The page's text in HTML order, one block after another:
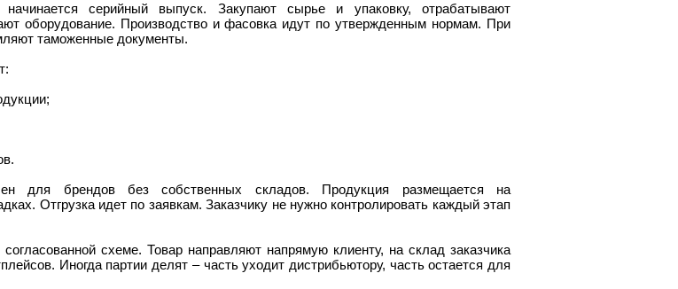
начинается серийный выпуск. Закупают сырье и упаковку, отрабатывают
оборудование. Производство и фасовка идут по утвержденным нормам. При
таможенные документы.
для брендов без собственных складов. Продукция размещается на
Отгрузка идет по заявкам. Заказчику не нужно контролировать каждый этап
согласованной схеме. Товар направляют напрямую клиенту, на склад заказчика
Иногда партии делят – часть уходит дистрибьютору, часть остается для